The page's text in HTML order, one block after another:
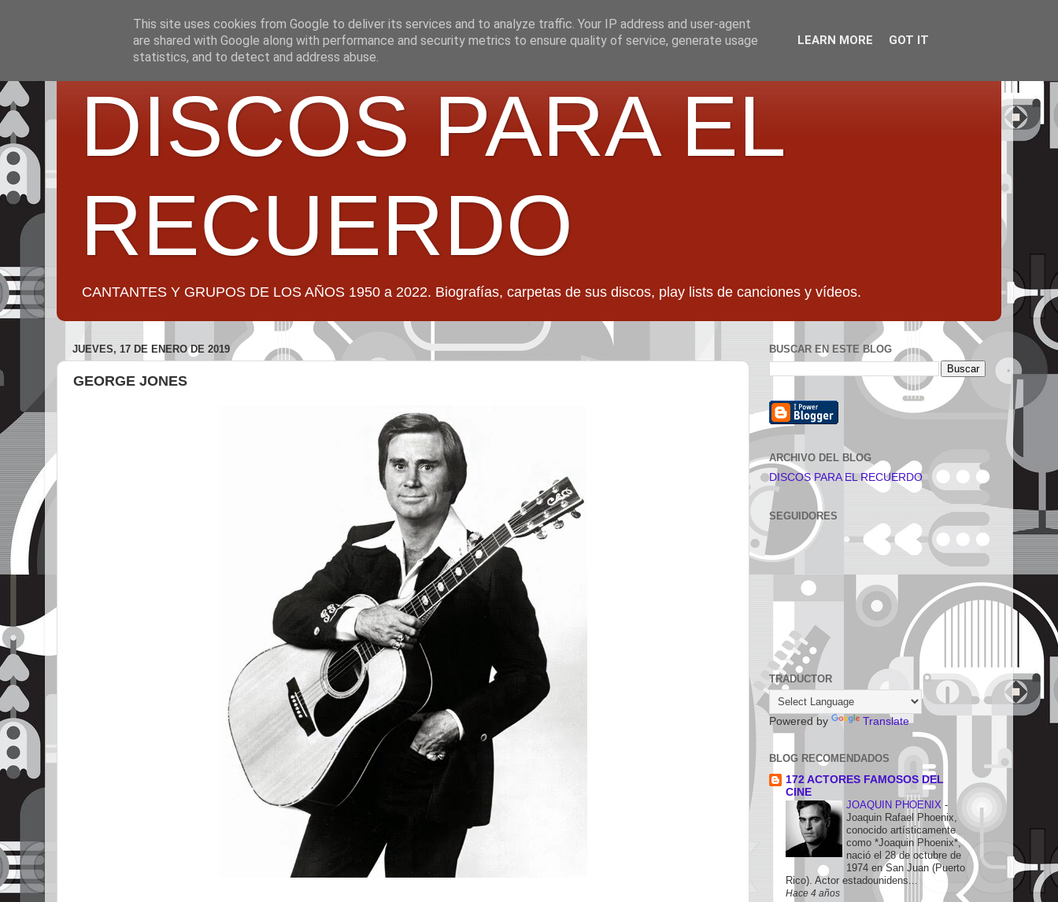
DISCOS PARA EL
RECUERDO
CANTANTES Y GRUPOS DE LOS AÑOS 1950 a 2022. Biografías, carpetas de sus discos, play lists de canciones y vídeos.
JUEVES, 17 DE ENERO DE 2019
GEORGE JONES
BUSCAR EN ESTE BLOG
ARCHIVO DEL BLOG
DISCOS PARA EL RECUERDO
SEGUIDORES
TRADUCTOR
Powered by Translate
BLOG RECOMENDADOS
172 ACTORES FAMOSOS DEL
CINE
JOAQUIN PHOENIX -
Joaquin Rafael Phoenix,
conocido artísticamente
como *Joaquin Phoenix*,
nació el 28 de octubre de
1974 en San Juan (Puerto
Rico). Actor estadounidens...
Hace 4 años
This site uses cookies from Google to deliver its services and to analyze traffic. Your IP address and user-agent
are shared with Google along with performance and security metrics to ensure quality of service, generate usage
statistics, and to detect and address abuse.
LEARN MORE GOT IT